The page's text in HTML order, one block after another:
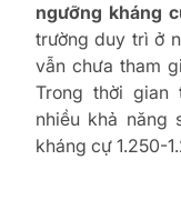
ngưỡng kháng
trường duy trì ở
vẫn chưa tham
Trong thời gian
nhiều khả năng
kháng cự 1.250-